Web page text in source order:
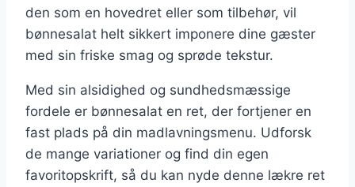
den som en hovedret eller som tilbehør, vil
bønnesalat helt sikkert imponere dine gæster
med sin friske smag og sprøde tekstur.
Med sin alsidighed og sundhedsmæssige
fordele er bønnesalat en ret, der fortjener en
fast plads på din madlavningsmenu. Udforsk
de mange variationer og find din egen
favoritopskrift, så du kan nyde denne lækre ret